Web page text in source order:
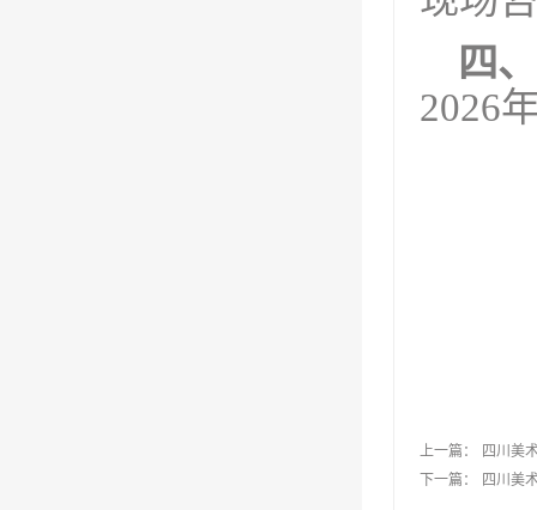
四、
2026
上一篇：
四川美
下一篇：
四川美